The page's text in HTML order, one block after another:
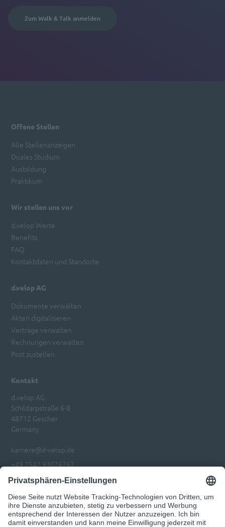
Kontakt
d.velop AG
Schildarpstraße 6-8
48712 Gescher
Germany
karriere@d-velop.de
+49 2542 93076767
Offene Stellen
Alle Stellenanzeigen
Duales Studium
Ausbildung
Praktikum
Wir stellen uns vor
d.velop Werte
Benefits
FAQ
Kontaktdaten und Standorte
d.velop AG
Dokumente verwalten
Akten digitalisieren
Verträge verwalten
Rechnungen verwalten
Post zustellen